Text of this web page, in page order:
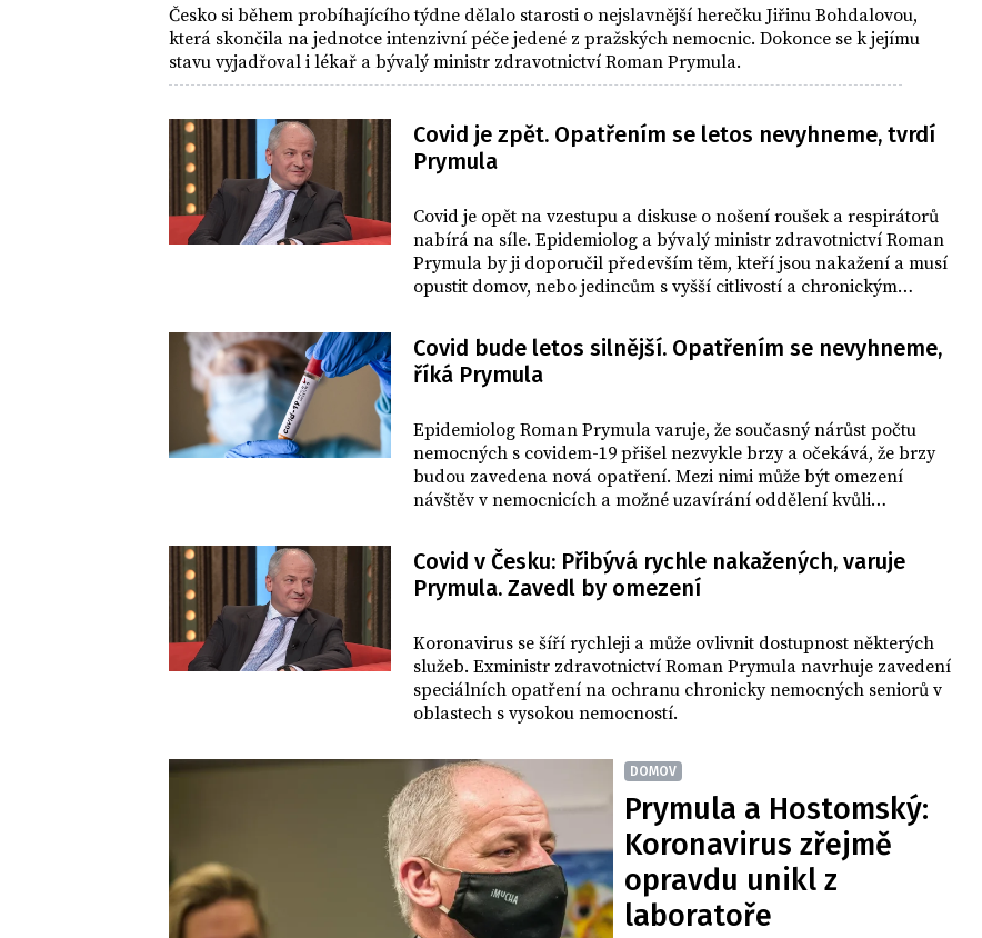
Česko si během probíhajícího týdne dělalo starosti o nejslavnější herečku Jiřinu Bohdalovou,
která skončila na jednotce intenzivní péče jedené z pražských nemocnic. Dokonce se k jejímu
stavu vyjadřoval i lékař a bývalý ministr zdravotnictví Roman Prymula.
Covid je zpět. Opatřením se letos nevyhneme, tvrdí
Prymula
Covid je opět na vzestupu a diskuse o nošení roušek a respirátorů
nabírá na síle. Epidemiolog a bývalý ministr zdravotnictví Roman
Prymula by ji doporučil především těm, kteří jsou nakažení a musí
opustit domov, nebo jedincům s vyšší citlivostí a chronickým
Covid bude letos silnější. Opatřením se nevyhneme,
říká Prymula
Epidemiolog Roman Prymula varuje, že současný nárůst počtu
nemocných s covidem-19 přišel nezvykle brzy a očekává, že brzy
budou zavedena nová opatření. Mezi nimi může být omezení
návštěv v nemocnicích a možné uzavírání oddělení kvůli
Covid v Česku: Přibývá rychle nakažených, varuje
Prymula. Zavedl by omezení
Koronavirus se šíří rychleji a může ovlivnit dostupnost některých
služeb. Exministr zdravotnictví Roman Prymula navrhuje zavedení
speciálních opatření na ochranu chronicky nemocných seniorů v
oblastech s vysokou nemocností.
DOMOV
Prymula a Hostomský:
Koronavirus zřejmě
opravdu unikl z
laboratoře